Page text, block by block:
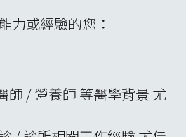
力或經驗的您：
師 / 營養師 等醫學背景 尤